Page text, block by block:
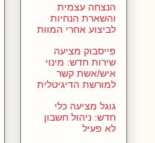
הנצחה עצמית
והשארת הנחיות
לביצוע אחרי המוות
פייסבוק מציעה
שירות חדש: מינוי
איש/אשת קשר
למורשת הדיגיטלית
גוגל מציעה כלי
חדש: ניהול חשבון
לא פעיל